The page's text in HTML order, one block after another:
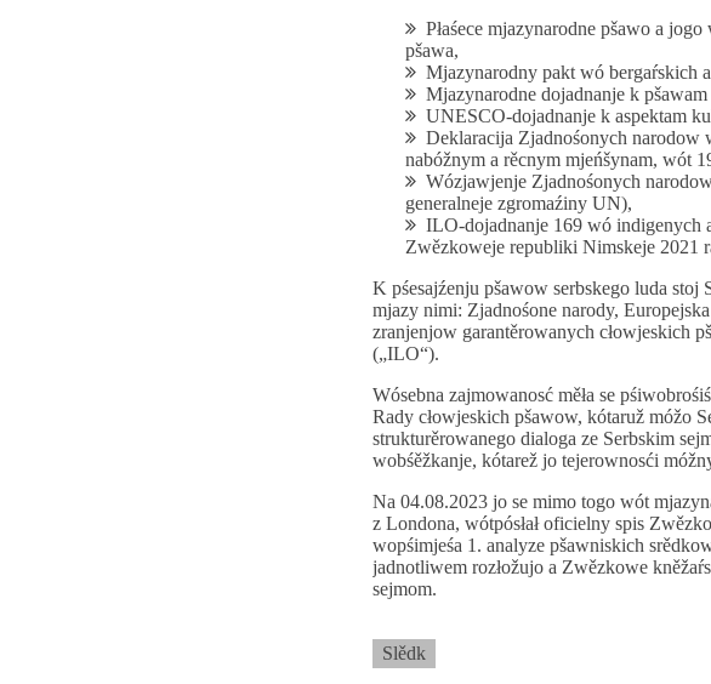
Płaśece mjazynarodne pšawo a
pšawa,
Mjazynarodny pakt wó bergaŕskich
Mjazynarodne dojadnanje k
UNESCO-dojadnanje k aspektam
Deklaracija Zjadnośonych narodow
nabóžnym a rěcnym mjeńšynam, wót
Wózjawjenje Zjadnośonych
generalneje zgromaźiny UN),
ILO-dojadnanje 169 wó indigenych
Zwězkoweje republiki Nimskeje 2021
K pśesajźenju pšawow serbskego luda
mjazy nimi: Zjadnośone narody,
zranjenjow garantěrowanych cłowjeskich
(„ILO“).
Wósebna zajmowanosć měła se
Rady cłowjeskich pšawow, kótaruž móžo
strukturěrowanego dialoga ze Serbskim
wobśěžkanje, kótarež jo tejerownosći
Na 04.08.2023 jo se mimo togo wót
z Londona, wótpósłał oficielny spis
wopśimjeśa 1. analyze pšawniskich
jadnotliwem rozłožujo a Zwězkowe
sejmom.
Slědk